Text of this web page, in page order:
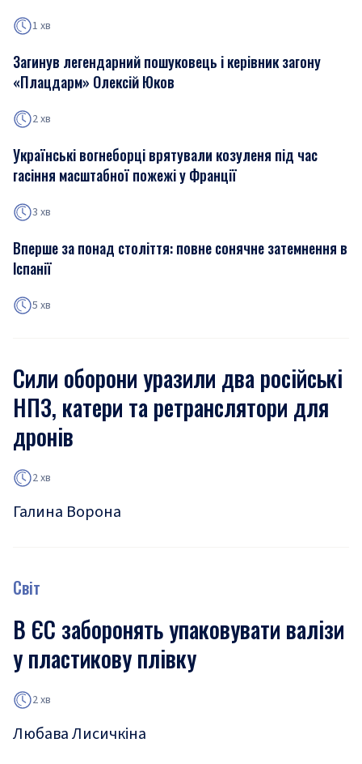
1 хв
Загинув легендарний пошуковець і керівник загону
«Плацдарм» Олексій Юков
2 хв
Українські вогнеборці врятували козуленя під час
гасіння масштабної пожежі у Франції
3 хв
Вперше за понад століття: повне сонячне затемнення в
Іспанії
5 хв
Сили оборони уразили два російські
НПЗ, катери та ретранслятори для
дронів
2 хв
Галина Ворона
Світ
В ЄС заборонять упаковувати валізи
у пластикову плівку
2 хв
Любава Лисичкіна